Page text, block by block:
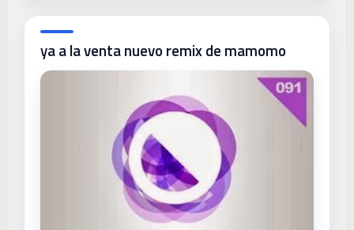
ya a la venta nuevo remix de mamomo